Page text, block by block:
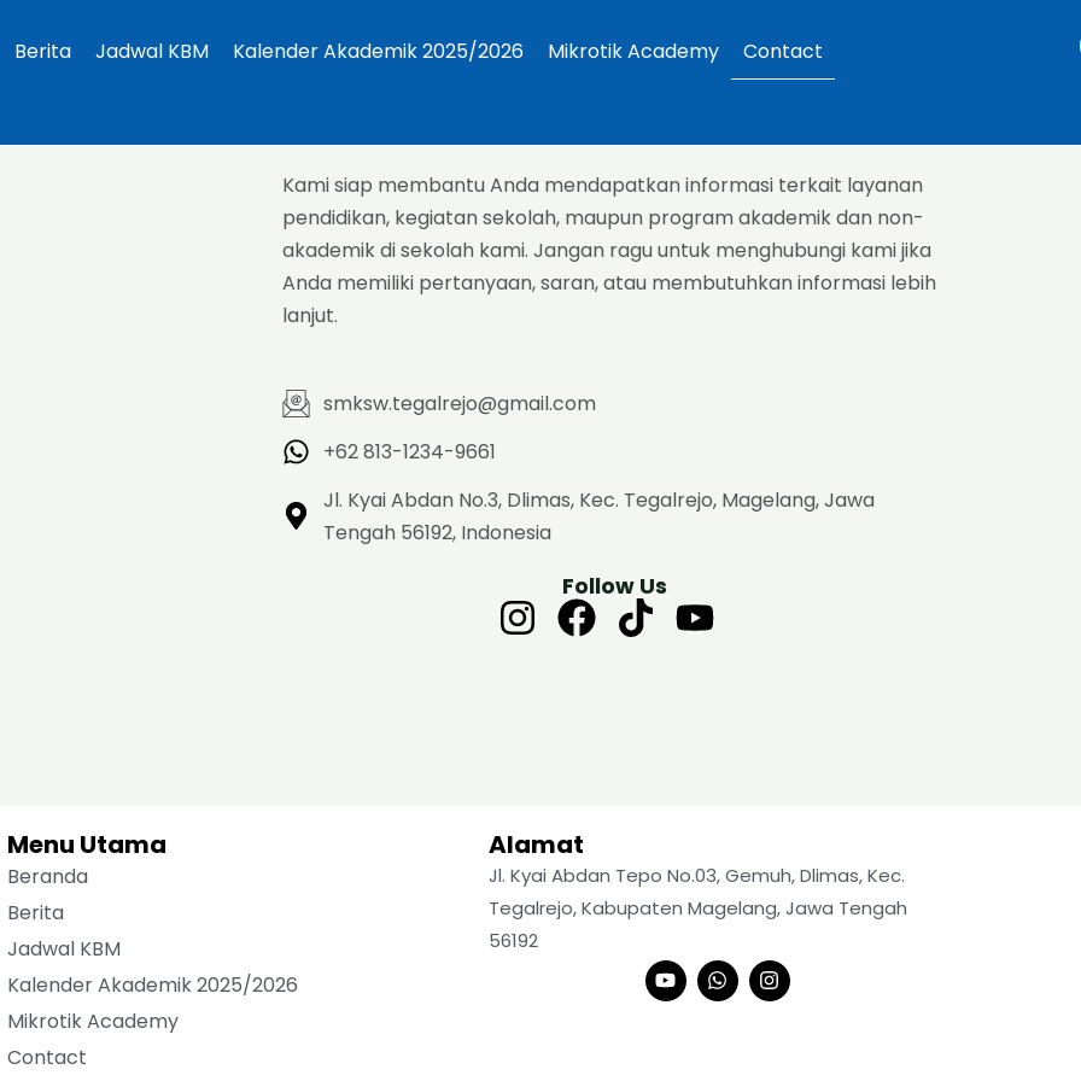
Berita Jadwal KBM Kalender Akademik 2025/2026 Mikrotik Academy Contact
Kami siap membantu Anda mendapatkan informasi terkait layanan
pendidikan, kegiatan sekolah, maupun program akademik dan non-
akademik di sekolah kami. Jangan ragu untuk menghubungi kami jika
Anda memiliki pertanyaan, saran, atau membutuhkan informasi lebih
lanjut.
smksw.tegalrejo@gmail.com
+62 813-1234-9661
Jl. Kyai Abdan No.3, Dlimas, Kec. Tegalrejo, Magelang, Jawa
Tengah 56192, Indonesia
Follow Us
Menu Utama
Beranda
Berita
Jadwal KBM
Kalender Akademik 2025/2026
Mikrotik Academy
Contact
Alamat
Jl. Kyai Abdan Tepo No.03, Gemuh, Dlimas, Kec.
Tegalrejo, Kabupaten Magelang, Jawa Tengah
56192
Y
o
u
W
h
a
I
n
s